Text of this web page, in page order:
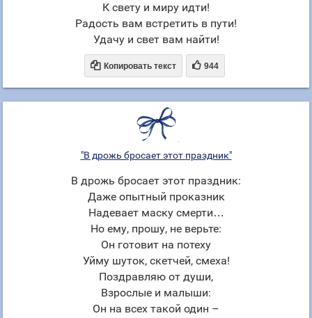
К свету и миру идти!
Радость вам встретить в пути!
Удачу и свет вам найти!
 Копировать текст  944
"В дрожь бросает этот праздник"
В дрожь бросает этот праздник:
Даже опытный проказник
Надевает маску смерти…
Но ему, прошу, не верьте:
Он готовит на потеху
Уйму шуток, скетчей, смеха!
Поздравляю от души,
Взрослые и малыши:
Он на всех такой один –